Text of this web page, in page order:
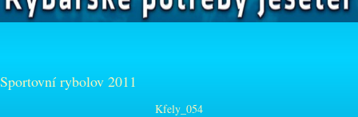
Sportovní rybolov 2011
Kfely_054